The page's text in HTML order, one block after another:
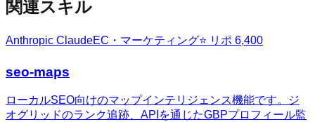
関連スキル
Anthropic ClaudeEC・マーケティング⭐ リポ 6,400
seo-maps
ローカルSEO向けのマップインテリジェンス機能です。ジ
オグリッドのランク追跡、APIを通じたGBPプロフィール監